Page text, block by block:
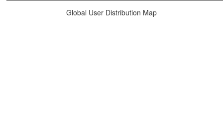
Global User Distribution Map